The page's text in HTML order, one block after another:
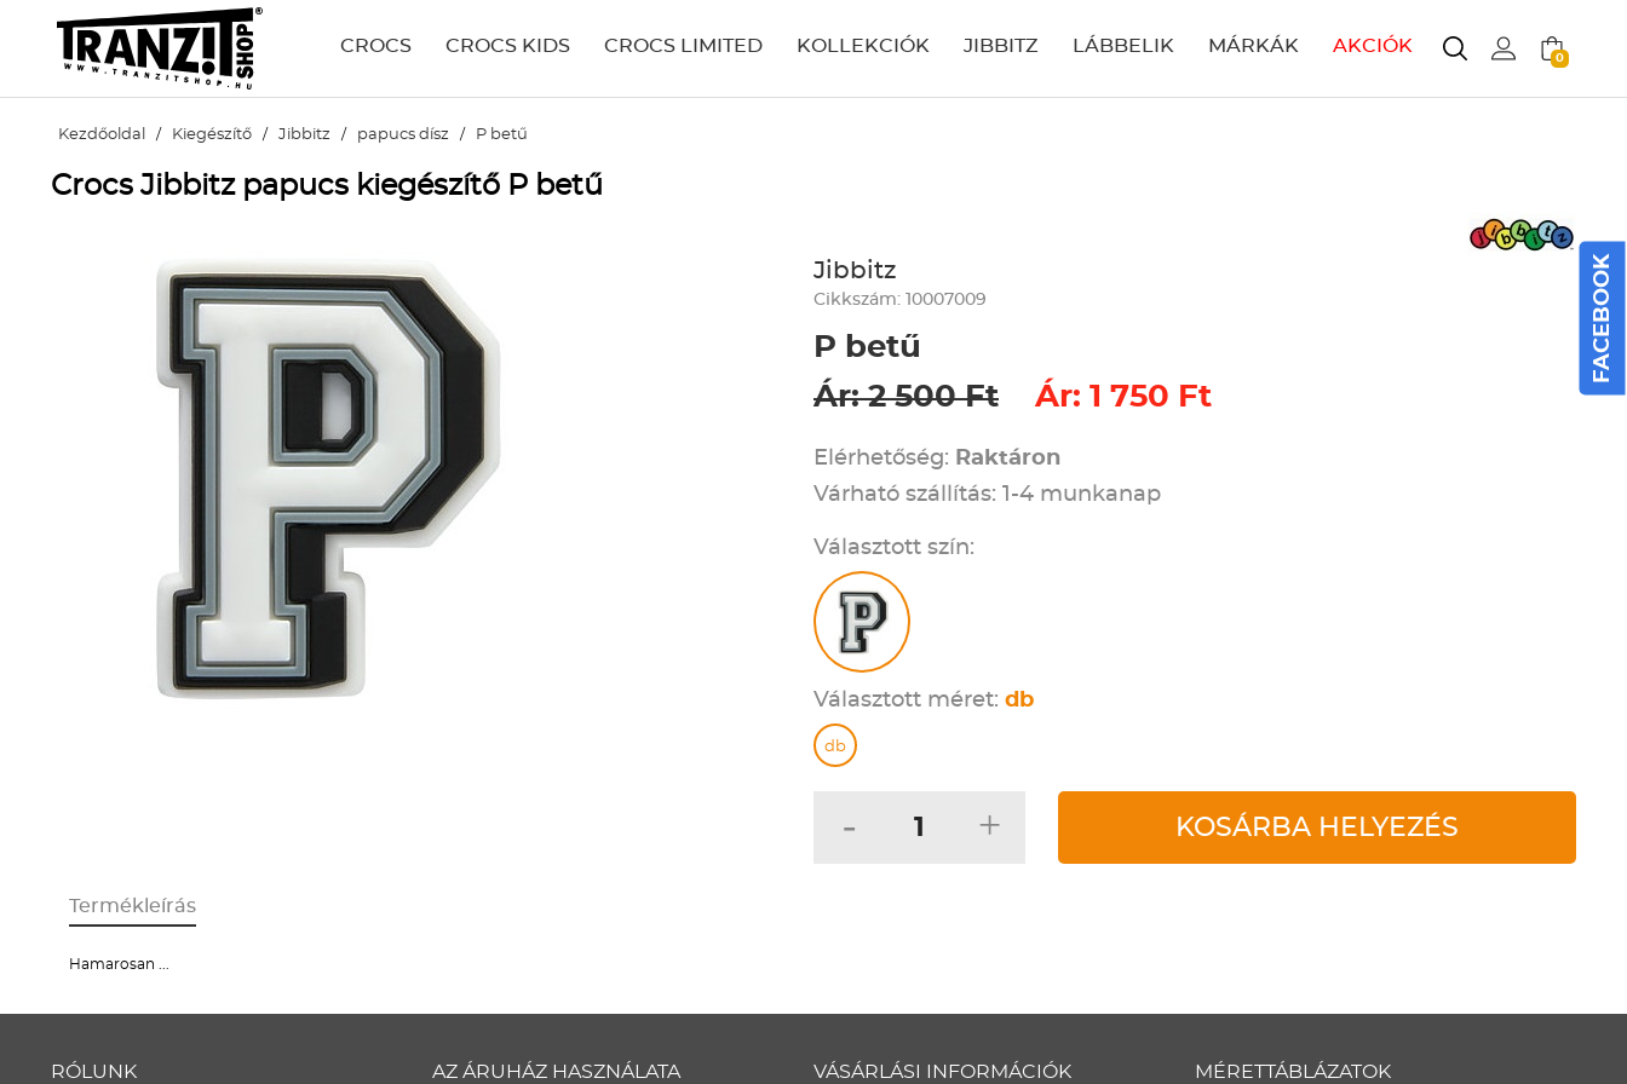
CROCS CROCS KIDS CROCS LIMITED KOLLEKCIÓK JIBBITZ LÁBBELIK MÁRKÁK AKCIÓK
0
Kezdőoldal / Kiegészítő / Jibbitz / papucs dísz / P betű
Crocs Jibbitz papucs kiegészítő P betű
Jibbitz
Cikkszám: 10007009
P betű
Ár: 2 500 Ft
Ár: 1 750 Ft
Elérhetőség: Raktáron
Várható szállítás: 1-4 munkanap
Választott szín:
Választott méret: db
db
- + KOSÁRBA HELYEZÉS
Termékleírás
Hamarosan ...
RÓLUNK AZ ÁRUHÁZ HASZNÁLATA VÁSÁRLÁSI INFORMÁCIÓK MÉRETTÁBLÁZATOK
FACEBOOK